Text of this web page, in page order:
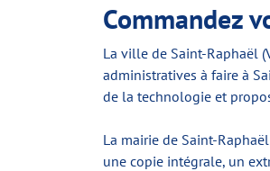
Commandez
La ville de Saint-Raphaël
administratives à faire à
de la technologie et
La mairie de Saint-
une copie intégrale, un